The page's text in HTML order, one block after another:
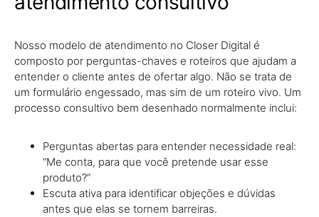
Nosso modelo de atendimento no Closer Digital é
composto por perguntas-chaves e roteiros que ajudam a
entender o cliente antes de ofertar algo. Não se trata de
um formulário engessado, mas sim de um roteiro vivo. Um
processo consultivo bem desenhado normalmente inclui:
Perguntas abertas para entender necessidade real:
“Me conta, para que você pretende usar esse
produto?”
Escuta ativa para identificar objeções e dúvidas
antes que elas se tornem barreiras.